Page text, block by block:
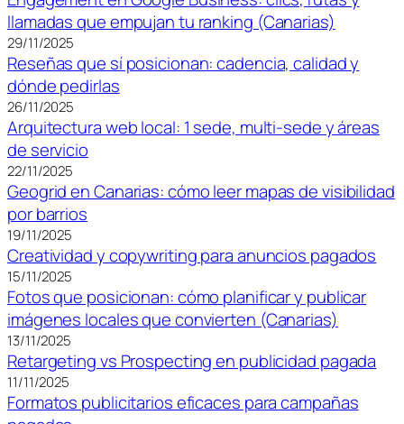
llamadas que empujan tu ranking (Canarias)
29/11/2025
Reseñas que sí posicionan: cadencia, calidad y
dónde pedirlas
26/11/2025
Arquitectura web local: 1 sede, multi-sede y áreas
de servicio
22/11/2025
Geogrid en Canarias: cómo leer mapas de visibilidad
por barrios
19/11/2025
Creatividad y copywriting para anuncios pagados
15/11/2025
Fotos que posicionan: cómo planificar y publicar
imágenes locales que convierten (Canarias)
13/11/2025
Retargeting vs Prospecting en publicidad pagada
11/11/2025
Formatos publicitarios eficaces para campañas